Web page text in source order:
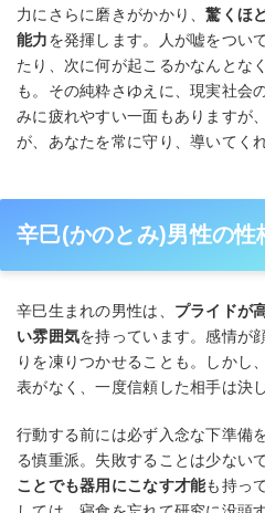
力にさらに磨きがかかり、驚くほ
能力を発揮します。人が嘘をつい
たり、次に何が起こるかなんとな
も。その純粋さゆえに、現実社会
みに疲れやすい一面もありますが
が、あなたを常に守り、導いてく
辛巳(かのとみ)男性の性
辛巳生まれの男性は、 プライドが
い雰囲気を持っています。感情が
りを凍りつかせることも。しかし
表がなく、一度信頼した相手は決
行動する前には必ず入念な下準備
る慎重派。失敗することは少ない
ことでも器用にこなす才能も持っ